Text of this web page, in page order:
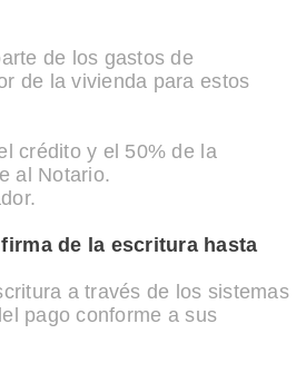
de los gastos de
de la vivienda para estos
crédito y el 50% de la
al Notario.
de la escritura hasta
a través de los sistemas
pago conforme a sus